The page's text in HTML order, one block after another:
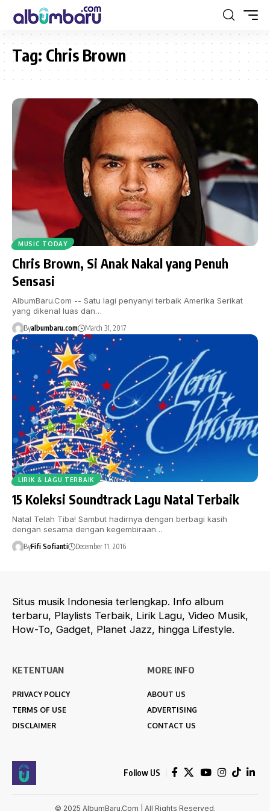
Tag: Chris Brown
MUSIC TODAY
Chris Brown, Si Anak Nakal yang Penuh
Sensasi
AlbumBaru.Com -- Satu lagi penyanyi terbaik Amerika Serikat
yang dikenal luas dan…
Byalbumbaru.com March 31, 2017
LIRIK & LAGU TERBAIK
15 Koleksi Soundtrack Lagu Natal Terbaik
Natal Telah Tiba! Sambut hadirnya dengan berbagi kasih
dengan sesama dengan kegembiraan…
ByFifi Sofianti December 11, 2016
Situs musik Indonesia terlengkap. Info album
terbaru, Playlists Terbaik, Lirik Lagu, Video Musik,
How-To, Gadget, Planet Jazz, hingga Lifestyle.
KETENTUAN
PRIVACY POLICY
TERMS OF USE
DISCLAIMER
MORE INFO
ABOUT US
ADVERTISING
CONTACT US
Follow US
© 2025 AlbumBaru.Com | All Rights Reserved.